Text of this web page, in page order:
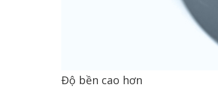
Độ bền cao hơn